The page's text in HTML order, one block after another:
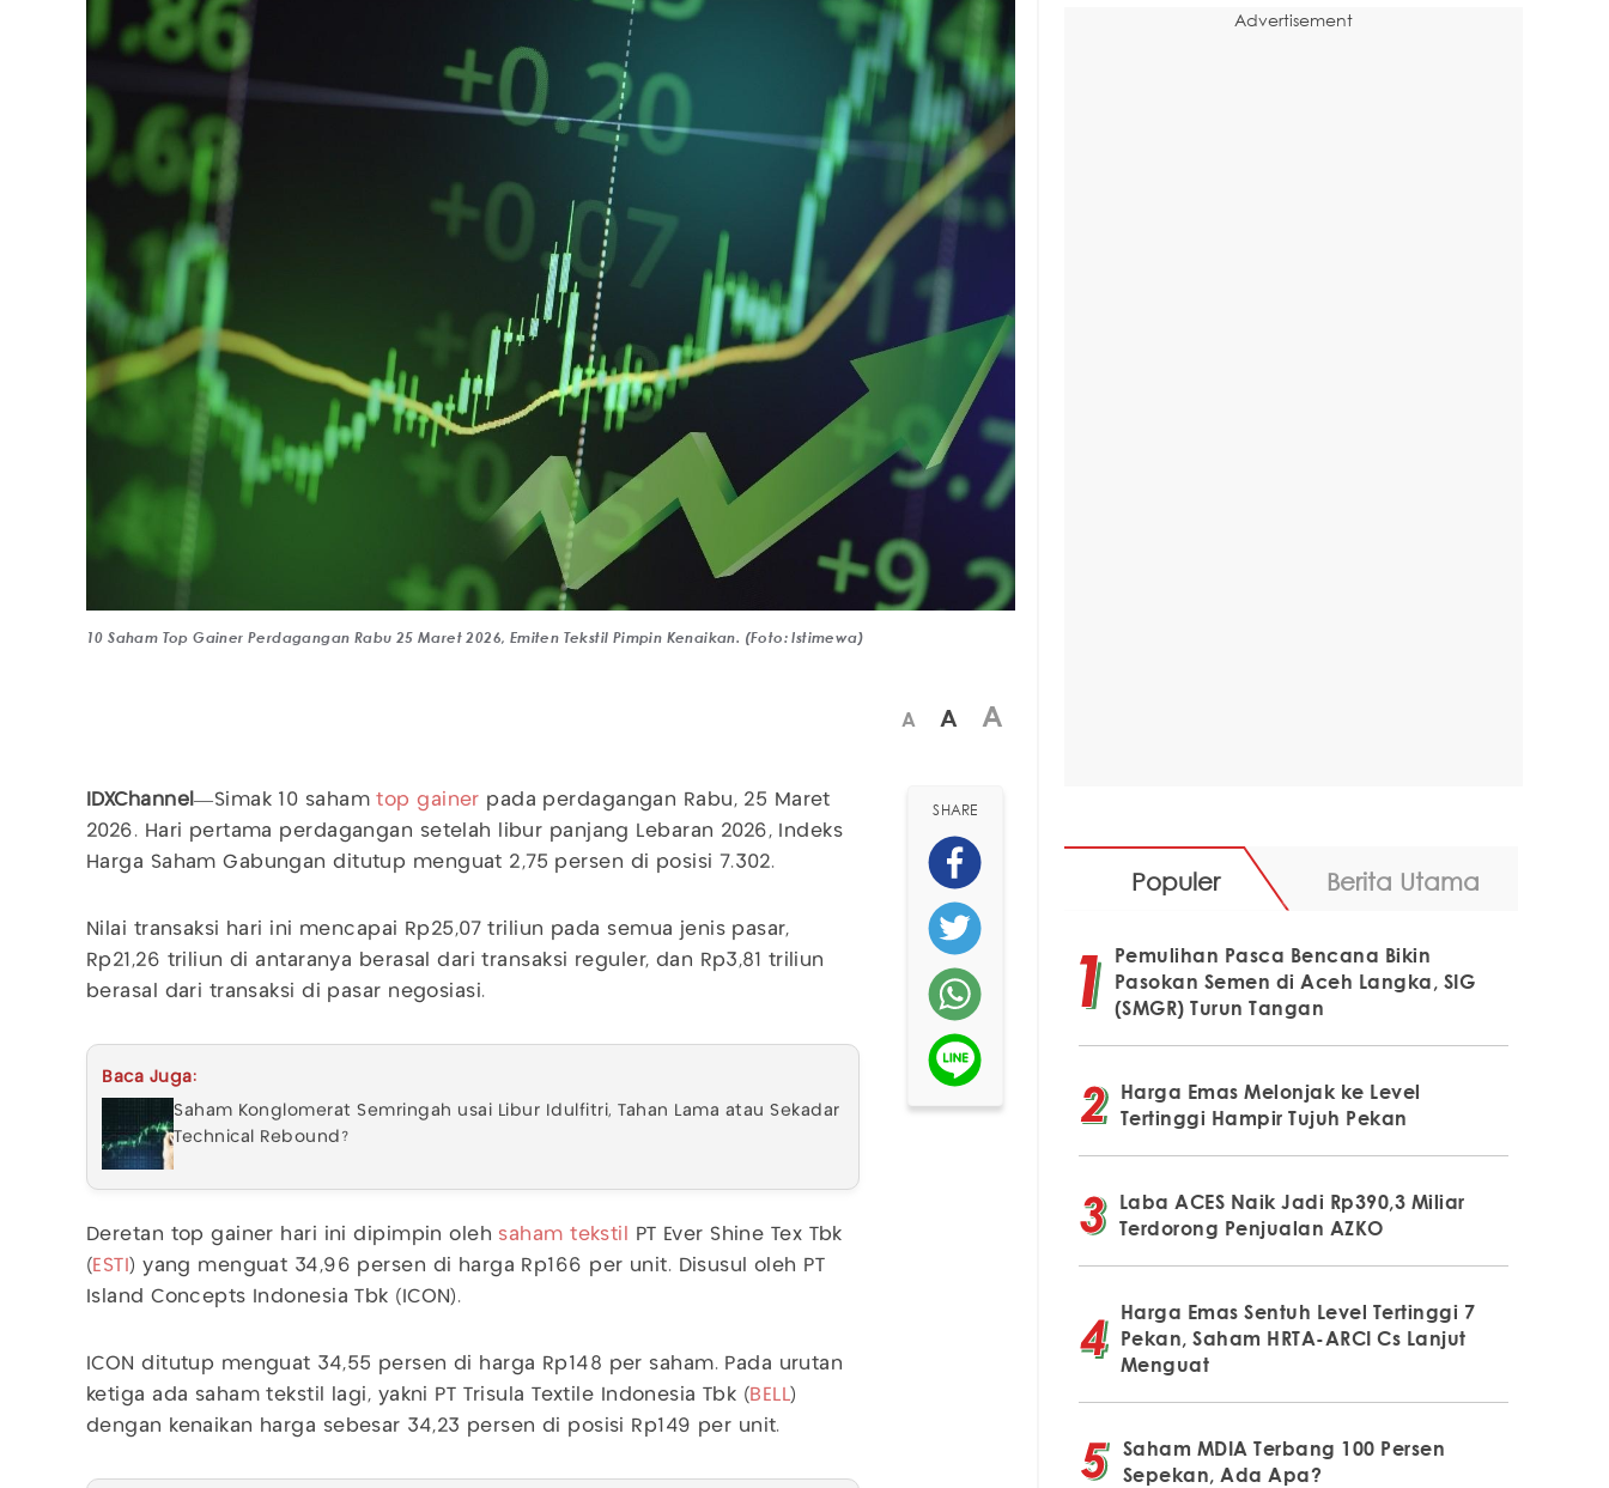
10 Saham Top Gainer Perdagangan Rabu 25 Maret 2026, Emiten Tekstil Pimpin Kenaikan. (Foto: Istimewa)
A A A
IDXChannel—Simak 10 sahamtop gainer pada perdagangan Rabu, 25 Maret
2026. Hari pertama perdagangan setelah libur panjang Lebaran 2026, Indeks
Harga Saham Gabungan ditutup menguat 2,75 persen di posisi 7.302.
Nilai transaksi hari ini mencapai Rp25,07 triliun pada semua jenis pasar,
Rp21,26 triliun di antaranya berasal dari transaksi reguler, dan Rp3,81 triliun
berasal dari transaksi di pasar negosiasi.
Baca Juga:
Saham Konglomerat Semringah usai Libur Idulfitri, Tahan Lama atau Sekadar
Technical Rebound?
Deretan top gainer hari ini dipimpin oleh saham tekstil
PT Ever Shine Tex Tbk
( ESTI ) yang menguat 34,96 persen di harga Rp166 per unit. Disusul oleh PT
Island Concepts Indonesia Tbk (ICON).
ICON ditutup menguat 34,55 persen di harga Rp148 per saham. Pada urutan
ketiga ada saham tekstil lagi, yakni PT Trisula Textile Indonesia Tbk ( BELL)
dengan kenaikan harga sebesar 34,23 persen di posisi Rp149 per unit.
SHARE
Advertisement
Populer Berita Utama
Pemulihan Pasca Bencana Bikin
Pasokan Semen di Aceh Langka, SIG
(SMGR) Turun Tangan
Harga Emas Melonjak ke Level
Tertinggi Hampir Tujuh Pekan
Laba ACES Naik Jadi Rp390,3 Miliar
Terdorong Penjualan AZKO
Harga Emas Sentuh Level Tertinggi 7
Pekan, Saham HRTA-ARCI Cs Lanjut
Menguat
Saham MDIA Terbang 100 Persen
Sepekan, Ada Apa?